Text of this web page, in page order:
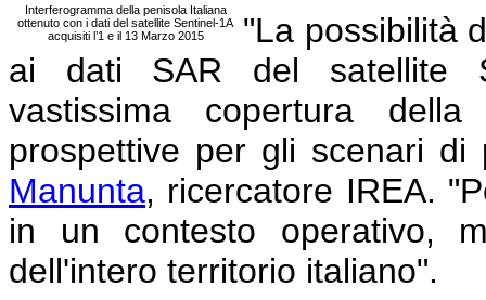
Interferogramma della penisola Italiana
ottenuto con i dati del satellite Sentinel-1A
acquisiti l’1 e il 13 Marzo 2015
"La possibilità
ai dati SAR del satellite
vastissima copertura
prospettive per gli scenari
Manunta, ricercatore IREA.
in un contesto operativo,
dell'intero territorio italiano".